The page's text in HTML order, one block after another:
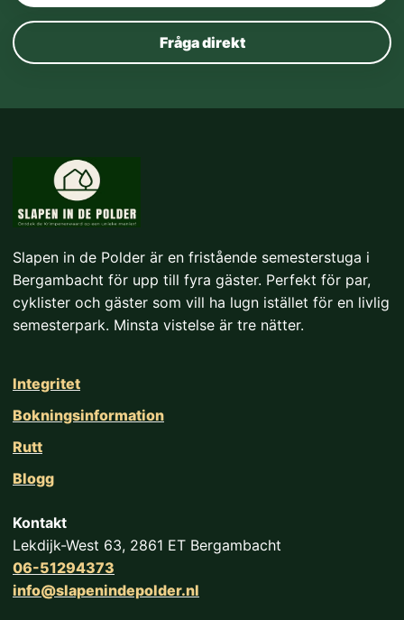
Fråga direkt
Slapen in de Polder är en fristående semesterstuga i
Bergambacht för upp till fyra gäster. Perfekt för par,
cyklister och gäster som vill ha lugn istället för en livlig
semesterpark. Minsta vistelse är tre nätter.
Integritet
Bokningsinformation
Rutt
Blogg
Kontakt
Lekdijk-West 63, 2861 ET Bergambacht
06-51294373
info@slapenindepolder.nl